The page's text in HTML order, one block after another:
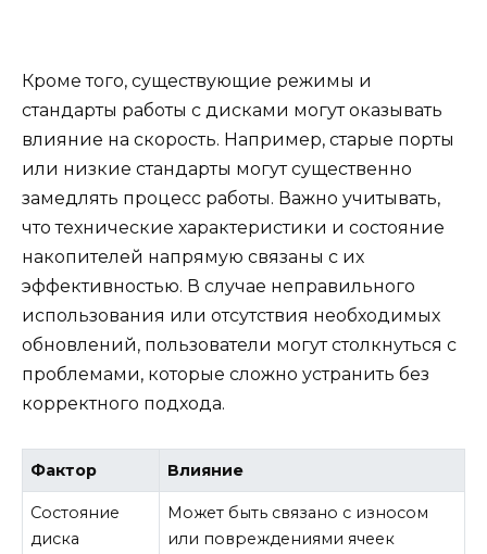
Кроме того, существующие режимы и
стандарты работы с дисками могут оказывать
влияние на скорость. Например, старые порты
или низкие стандарты могут существенно
замедлять процесс работы. Важно учитывать,
что технические характеристики и состояние
накопителей напрямую связаны с их
эффективностью. В случае неправильного
использования или отсутствия необходимых
обновлений, пользователи могут столкнуться с
проблемами, которые сложно устранить без
корректного подхода.
Фактор Влияние
Состояние
диска
Может быть связано с износом
или повреждениями ячеек